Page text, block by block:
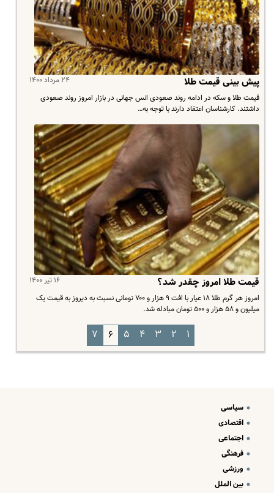
۲۴ مرداد ۱۴۰۰ پیش بینی قیمت طلا
قیمت طلا و سکه در ادامه روند صعودی انس جهانی در بازار امروز روند صعودی
داشتند. کارشناسان اعتقاد دارند با توجه به…
۱۶ تیر ۱۴۰۰ قیمت طلا امروز چقدر شد؟
امروز هر گرم طلا ۱۸ عیار با افت ۹ هزار و ۷۰۰ تومانی نسبت به دیروز به قیمت یک
میلیون و ۵۸ هزار و ۵۰۰ تومان مبادله شد.​
۱ ۲ ۳ ۴ ۵ ۶ ۷
سیاسی
اقتصادی
اجتماعی
فرهنگی
ورزشی
بین الملل